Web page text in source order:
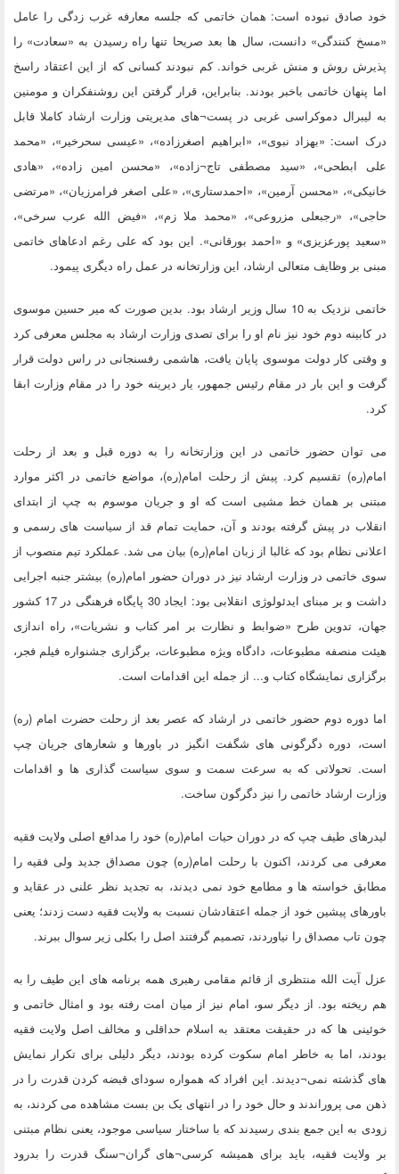
خود صادق نبوده است: همان خاتمی که جلسه معارفه غرب زدگی را عامل
«مسخ کنندگی» دانست، سال ها بعد صریحا تنها راه رسیدن به «سعادت» را
پذیرش روش و منش غربی خواند. کم نبودند کسانی که از این اعتقاد راسخ
اما پنهان خاتمی باخبر بودند. بنابراین، قرار گرفتن این روشنفکران و مومنین
به لیبرال دموکراسی غربی در پست¬های مدیریتی وزارت ارشاد کاملا قابل
درک است: «بهزاد نبوی»، «ابراهیم اصغرزاده»، «عیسی سحرخیر»، «محمد
علی ابطحی»، «سید مصطفی تاج¬زاده»، «محسن امین زاده»، «هادی
خانیکی»، «محسن آرمین»، «احمدستاری»، «علی اصغر فرامرزیان»، «مرتضی
حاجی»، «رجبعلی مزروعی»، «محمد ملا زم»، «فیض الله عرب سرخی»،
«سعید پورعزیزی» و «احمد بورقانی». این بود که علی رغم ادعاهای خاتمی
مبنی بر وظایف متعالی ارشاد، این وزارتخانه در عمل راه دیگری پیمود.
خاتمی نزدیک به 10 سال وزیر ارشاد بود. بدین صورت که میر حسین موسوی
در کابینه دوم خود نیز نام او را برای تصدی وزارت ارشاد به مجلس معرفی کرد
و وقتی کار دولت موسوی پایان یافت، هاشمی رفسنجانی در راس دولت قرار
گرفت و این بار در مقام رئیس جمهور، یار دیرینه خود را در مقام وزارت ابقا
کرد.
می توان حضور خاتمی در این وزارتخانه را به دوره قبل و بعد از رحلت
امام(ره) تقسیم کرد. پیش از رحلت امام(ره)، مواضع خاتمی در اکثر موارد
مبتنی بر همان خط مشیی است که او و جریان موسوم به چپ از ابتدای
انقلاب در پیش گرفته بودند و آن، حمایت تمام قد از سیاست های رسمی و
اعلانی نظام بود که غالبا از زبان امام(ره) بیان می شد. عملکرد تیم منصوب از
سوی خاتمی در وزارت ارشاد نیز در دوران حضور امام(ره) بیشتر جنبه اجرایی
داشت و بر مبنای ایدئولوژی انقلابی بود: ایجاد 30 پایگاه فرهنگی در 17 کشور
جهان، تدوین طرح «ضوابط و نظارت بر امر کتاب و نشریات»، راه اندازی
هیئت منصفه مطبوعات، دادگاه ویژه مطبوعات، برگزاری جشنواره فیلم فجر،
برگزاری نمایشگاه کتاب و... از جمله این اقدامات است.
اما دوره دوم حضور خاتمی در ارشاد که عصر بعد از رحلت حضرت امام (ره)
است، دوره دگرگونی های شگفت انگیز در باورها و شعارهای جریان چپ
است. تحولاتی که به سرعت سمت و سوی سیاست گذاری ها و اقدامات
وزارت ارشاد خاتمی را نیز دگرگون ساخت.
لیدرهای طیف چپ که در دوران حیات امام(ره) خود را مدافع اصلی ولایت فقیه
معرفی می کردند، اکنون با رحلت امام(ره) چون مصداق جدید ولی فقیه را
مطابق خواسته ها و مطامع خود نمی دیدند، به تجدید نظر علنی در عقاید و
باورهای پیشین خود از جمله اعتقادشان نسبت به ولایت فقیه دست زدند؛ یعنی
چون تاب مصداق را نیاوردند، تصمیم گرفتند اصل را بکلی زیر سوال ببرند.
عزل آیت الله منتظری از قائم مقامی رهبری همه برنامه های این طیف را به
هم ریخته بود. از دیگر سو، امام نیز از میان امت رفته بود و امثال خاتمی و
خوئینی ها که در حقیقت معتقد به اسلام حداقلی و مخالف اصل ولایت فقیه
بودند، اما به خاطر امام سکوت کرده بودند، دیگر دلیلی برای تکرار نمایش
های گذشته نمی¬دیدند. این افراد که همواره سودای قبضه کردن قدرت را در
ذهن می پروراندند و حال خود را در انتهای یک بن بست مشاهده می کردند، به
زودی به این جمع بندی رسیدند که با ساختار سیاسی موجود، یعنی نظام مبتنی
بر ولایت فقیه، باید برای همیشه کرسی¬های گران¬سنگ قدرت را بدرود